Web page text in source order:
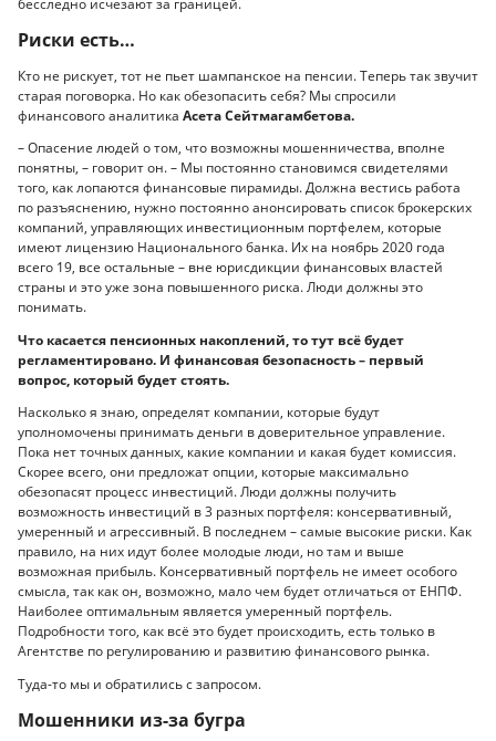
бесследно исчезают за границей.
Риски есть…
Кто не рискует, тот не пьет шампанское на пенсии. Теперь так звучит
старая поговорка. Но как обезопасить себя? Мы спросили
финансового аналитика Асета Сейтмагамбетова.
– Опасение людей о том, что возможны мошенничества, вполне
понятны, – говорит он. – Мы постоянно становимся свидетелями
того, как лопаются финансовые пирамиды. Должна вестись работа
по разъяснению, нужно постоянно анонсировать список брокерских
компаний, управляющих инвестиционным портфелем, которые
имеют лицензию Национального банка. Их на ноябрь 2020 года
всего 19, все остальные – вне юрисдикции финансовых властей
страны и это уже зона повышенного риска. Люди должны это
понимать.
Что касается пенсионных накоплений, то тут всё будет
регламентировано. И финансовая безопасность – первый
вопрос, который будет стоять.
Насколько я знаю, определят компании, которые будут
уполномочены принимать деньги в доверительное управление.
Пока нет точных данных, какие компании и какая будет комиссия.
Скорее всего, они предложат опции, которые максимально
обезопасят процесс инвестиций. Люди должны получить
возможность инвестиций в 3 разных портфеля: консервативный,
умеренный и агрессивный. В последнем – самые высокие риски. Как
правило, на них идут более молодые люди, но там и выше
возможная прибыль. Консервативный портфель не имеет особого
смысла, так как он, возможно, мало чем будет отличаться от ЕНПФ.
Наиболее оптимальным является умеренный портфель.
Подробности того, как всё это будет происходить, есть только в
Агентстве по регулированию и развитию финансового рынка.
Туда-то мы и обратились с запросом.
Мошенники из-за бугра